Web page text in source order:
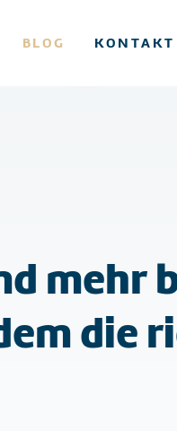
BLOG KONTAKT
mehr
die